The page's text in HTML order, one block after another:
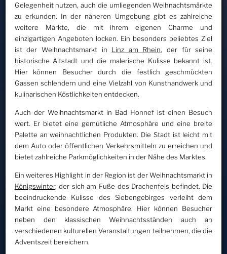
Gelegenheit nutzen, auch die umliegenden Weihnachtsmärkte
zu erkunden. In der näheren Umgebung gibt es zahlreiche
weitere Märkte, die mit ihrem eigenen Charme und
einzigartigen Angeboten locken. Ein besonders beliebtes Ziel
ist der Weihnachtsmarkt in Linz am Rhein, der für seine
historische Altstadt und die malerische Kulisse bekannt ist.
Hier können Besucher durch die festlich geschmückten
Gassen schlendern und eine Vielzahl von Kunsthandwerk und
kulinarischen Köstlichkeiten entdecken.
Auch der Weihnachtsmarkt in Bad Honnef ist einen Besuch
wert. Er bietet eine gemütliche Atmosphäre und eine breite
Palette an weihnachtlichen Produkten. Die Stadt ist leicht mit
dem Auto oder öffentlichen Verkehrsmitteln zu erreichen und
bietet zahlreiche Parkmöglichkeiten in der Nähe des Marktes.
Ein weiteres Highlight in der Region ist der Weihnachtsmarkt in
Königswinter, der sich am Fuße des Drachenfels befindet. Die
beeindruckende Kulisse des Siebengebirges verleiht dem
Markt eine besondere Atmosphäre. Hier können Besucher
neben den klassischen Weihnachtsständen auch an
verschiedenen kulturellen Veranstaltungen teilnehmen, die die
Adventszeit bereichern.